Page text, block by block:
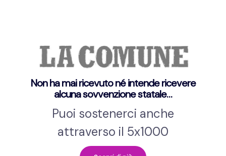
Non ha mai ricevuto né intende ricevere
alcuna sovvenzione statale…
Puoi sostenerci anche
attraverso il 5x1000